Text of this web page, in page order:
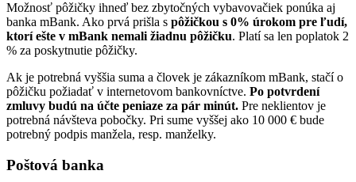
Možnosť pôžičky ihneď bez zbytočných vybavovačiek ponúka aj
banka mBank. Ako prvá prišla s pôžičkou s 0% úrokom pre ľudí,
ktorí ešte v mBank nemali žiadnu pôžičku. Platí sa len poplatok 2
% za poskytnutie pôžičky.
Ak je potrebná vyššia suma a človek je zákazníkom mBank, stačí o
pôžičku požiadať v internetovom bankovníctve. Po potvrdení
zmluvy budú na účte peniaze za pár minút. Pre neklientov je
potrebná návšteva pobočky. Pri sume vyššej ako 10 000 € bude
potrebný podpis manžela, resp. manželky.
Poštová banka